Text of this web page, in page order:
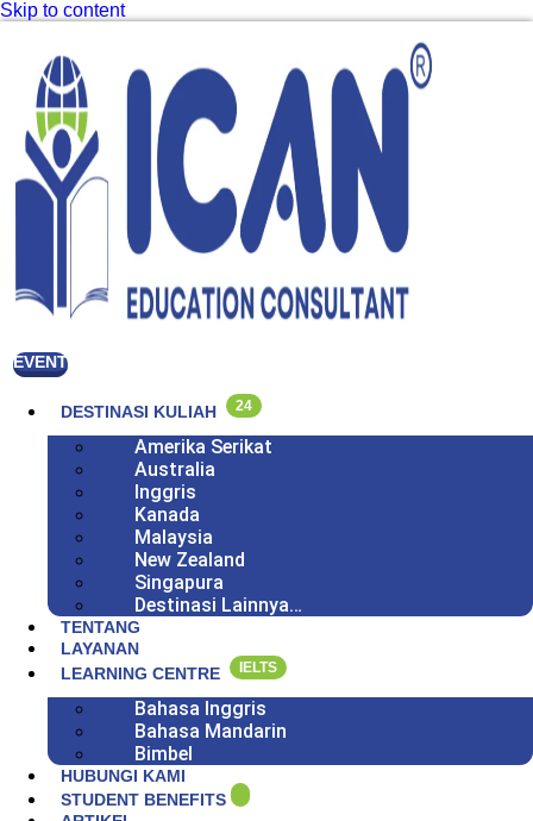
Skip to content
EVENT
DESTINASI KULIAH 24
Amerika Serikat
Australia
Inggris
Kanada
Malaysia
New Zealand
Singapura
Destinasi Lainnya…
TENTANG
LAYANAN
LEARNING CENTRE
IELTS
Bahasa Inggris
Bahasa Mandarin
Bimbel
HUBUNGI KAMI
STUDENT BENEFITS